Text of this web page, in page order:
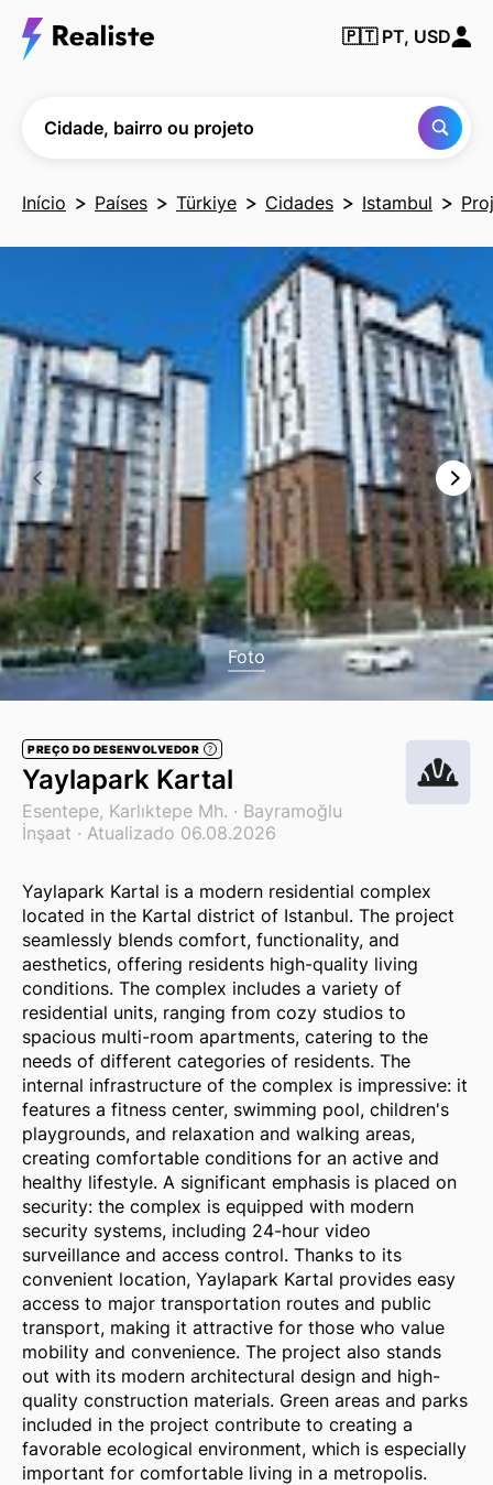
Encontre
qualquer
🇵🇹 PT, USD
Cidade, bairro ou projeto
Início Países Türkiye Cidades Istambul
Foto
PREÇO DO DESENVOLVEDOR ?
Yaylapark Kartal
Esentepe, Karlıktepe Mh. · Bayramoğlu
İnşaat · Atualizado 06.08.2026
Yaylapark Kartal is a modern residential complex
located in the Kartal district of Istanbul. The project
seamlessly blends comfort, functionality, and
aesthetics, offering residents high-quality living
conditions. The complex includes a variety of
residential units, ranging from cozy studios to
spacious multi-room apartments, catering to the
needs of different categories of residents. The
internal infrastructure of the complex is impressive: it
features a fitness center, swimming pool, children's
playgrounds, and relaxation and walking areas,
creating comfortable conditions for an active and
healthy lifestyle. A significant emphasis is placed on
security: the complex is equipped with modern
security systems, including 24-hour video
surveillance and access control. Thanks to its
convenient location, Yaylapark Kartal provides easy
access to major transportation routes and public
transport, making it attractive for those who value
mobility and convenience. The project also stands
out with its modern architectural design and high-
quality construction materials. Green areas and parks
included in the project contribute to creating a
favorable ecological environment, which is especially
important for comfortable living in a metropolis.